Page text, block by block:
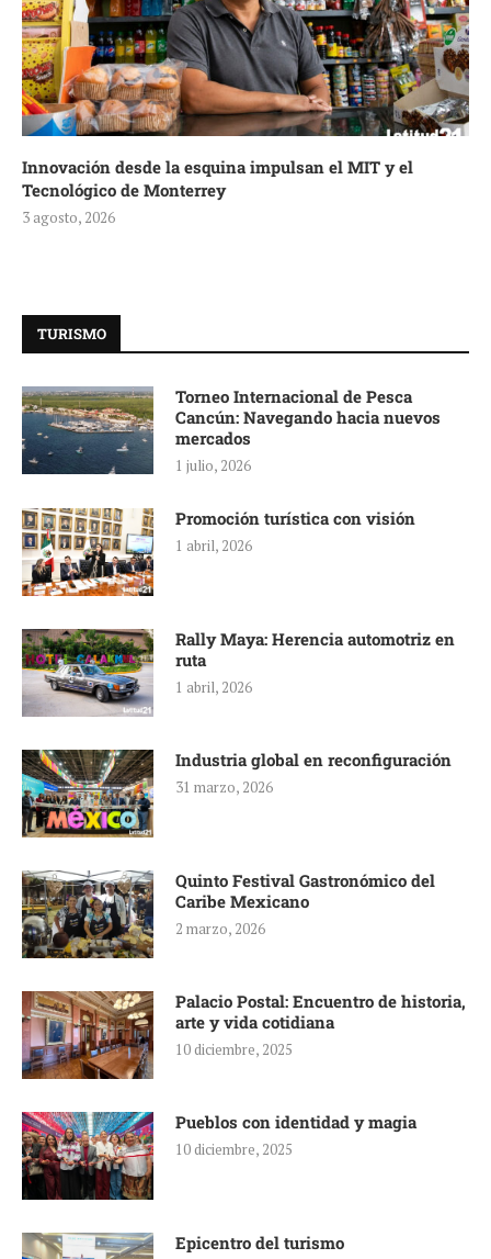
Innovación desde la esquina impulsan el MIT y el
Tecnológico de Monterrey
3 agosto, 2026
TURISMO
Torneo Internacional de Pesca
Cancún: Navegando hacia nuevos
mercados
1 julio, 2026
Promoción turística con visión
1 abril, 2026
Rally Maya: Herencia automotriz en
ruta
1 abril, 2026
Industria global en reconfiguración
31 marzo, 2026
Quinto Festival Gastronómico del
Caribe Mexicano
2 marzo, 2026
Palacio Postal: Encuentro de historia,
arte y vida cotidiana
10 diciembre, 2025
Pueblos con identidad y magia
10 diciembre, 2025
Epicentro del turismo